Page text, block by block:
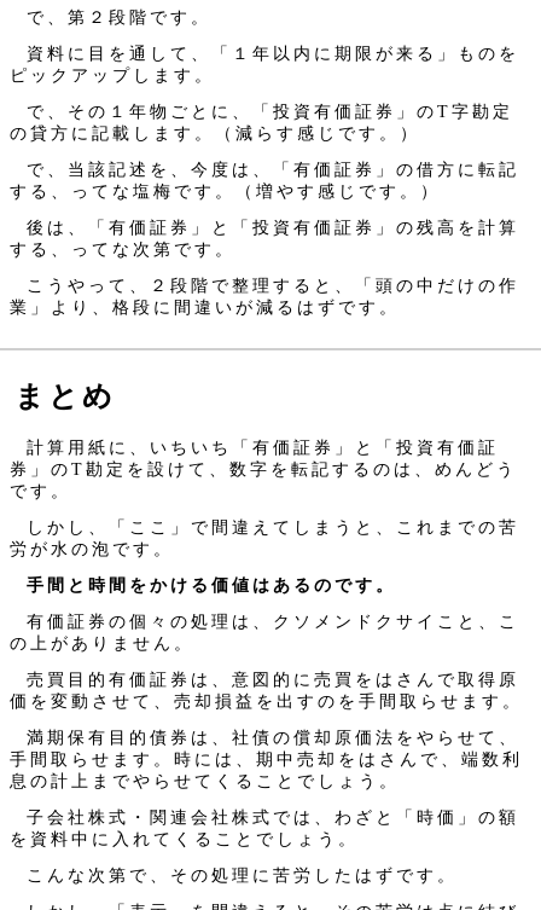
で、第２段階です。
資料に目を通して、「１年以内に期限が来る」ものを
ピックアップします。
で、その１年物ごとに、「投資有価証券」のT字勘定
の貸方に記載します。（減らす感じです。）
で、当該記述を、今度は、「有価証券」の借方に転記
する、ってな塩梅です。（増やす感じです。）
後は、「有価証券」と「投資有価証券」の残高を計算
する、ってな次第です。
こうやって、２段階で整理すると、「頭の中だけの作
業」より、格段に間違いが減るはずです。
まとめ
計算用紙に、いちいち「有価証券」と「投資有価証
券」のT勘定を設けて、数字を転記するのは、めんどう
です。
しかし、「ここ」で間違えてしまうと、これまでの苦
労が水の泡です。
手間と時間をかける価値はあるのです。
有価証券の個々の処理は、クソメンドクサイこと、こ
の上がありません。
売買目的有価証券は、意図的に売買をはさんで取得原
価を変動させて、売却損益を出すのを手間取らせます。
満期保有目的債券は、社債の償却原価法をやらせて、
手間取らせます。時には、期中売却をはさんで、端数利
息の計上までやらせてくることでしょう。
子会社株式・関連会社株式では、わざと「時価」の額
を資料中に入れてくることでしょう。
こんな次第で、その処理に苦労したはずです。